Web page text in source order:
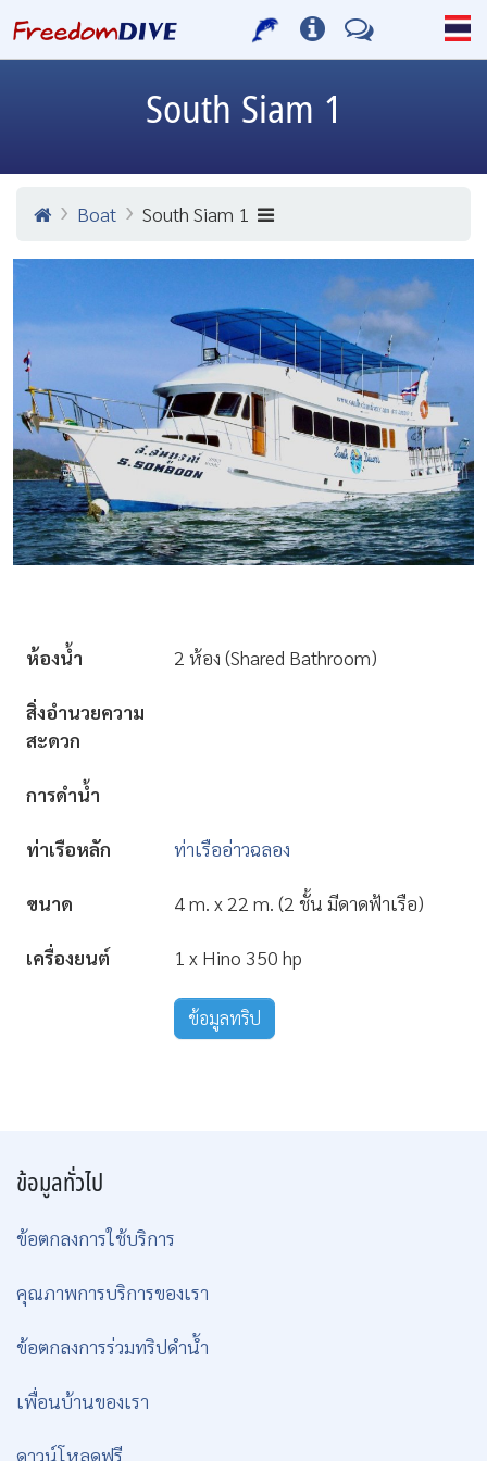
South Siam 1
Boat South Siam 1
ห้องน้ำ 2 ห้อง (Shared Bathroom)
สิ่งอำนวยความ
สะดวก
การดำน้ำ
ท่าเรือหลัก ท่าเรืออ่าวฉลอง
ขนาด 4 m. x 22 m. (2 ชั้น มีดาดฟ้าเรือ)
เครื่องยนต์ 1 x Hino 350 hp
ข้อมูลทริป
ข้อมูลทั่วไป
ข้อตกลงการใช้บริการ
คุณภาพการบริการของเรา
ข้อตกลงการร่วมทริปดำน้ำ
เพื่อนบ้านของเรา
ดาวน์โหลดฟรี